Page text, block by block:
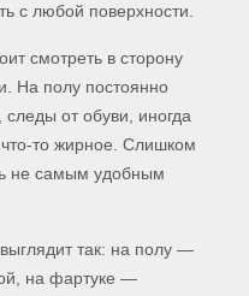
с любой поверхности.
смотреть в сторону
На полу постоянно
от обуви, иногда
то жирное. Слишком
не самым удобным
так: на полу —
на фартуке —